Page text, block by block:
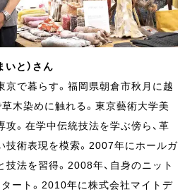
いと）さん
京で暮らす。福岡県朝倉市秋月に越
草木染めに触れる。東京藝術大学美
。在学中伝統技法を学ぶ傍ら、革
技術表現を模索。2007年にホールガ
法を習得。2008年、自身のニット
タート。2010年に株式会社マイトデ